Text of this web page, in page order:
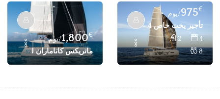
975€
/يوم
تأجير يخت خاص EXCESS 11 - 4 كبائن 8 أشخاص للإيجار - فتحية، غوجيك
4
2
8
1,800€
/يوم
ماتريكس كاتاماران لوجون 52: 4 كابينة 8 ركاب كاتامتران للاستئجار الخاص